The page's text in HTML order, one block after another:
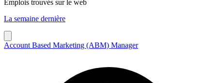
Emplois trouvés sur le web
La semaine dernière
Account Based Marketing (ABM) Manager